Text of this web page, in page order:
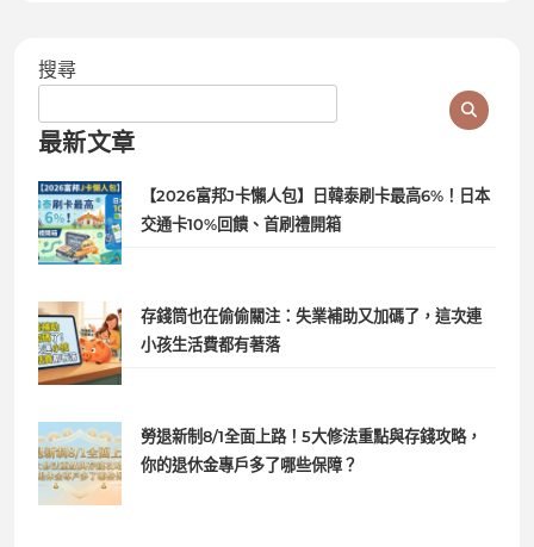
搜尋
最新文章
【2026富邦J卡懶人包】日韓泰刷卡最高6%！日本
交通卡10%回饋、首刷禮開箱
存錢筒也在偷偷關注：失業補助又加碼了，這次連
小孩生活費都有著落
勞退新制8/1全面上路！5大修法重點與存錢攻略，
你的退休金專戶多了哪些保障？